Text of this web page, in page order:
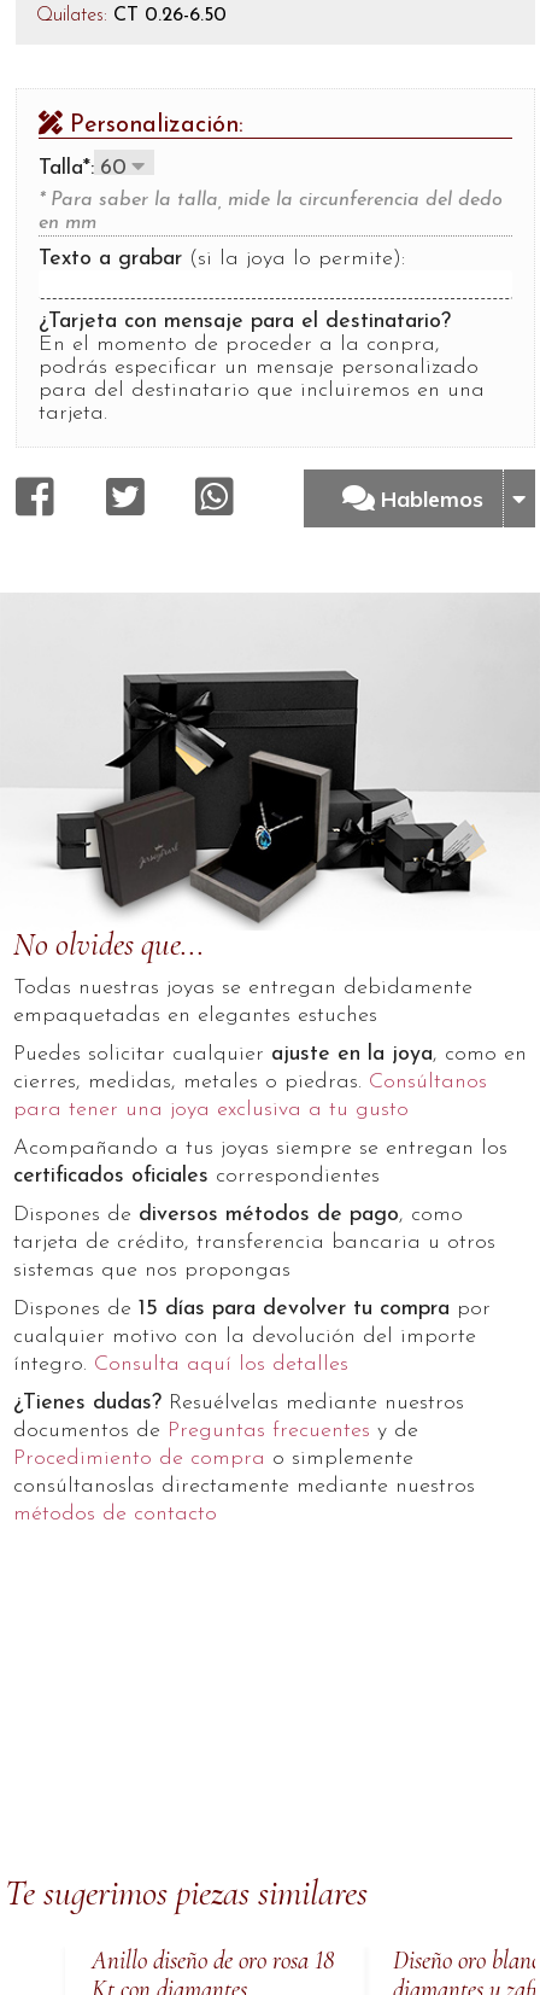
Quilates: CT 0.26-6.50
Personalización:
Talla*:
* Para saber la talla, mide la circunferencia del dedo
en mm
Texto a grabar (si la joya lo permite):
¿Tarjeta con mensaje para el destinatario?
En el momento de proceder a la conpra,
podrás especificar un mensaje personalizado
para del destinatario que incluiremos en una
tarjeta.
Hablemos
No olvides que...
Todas nuestras joyas se entregan debidamente
empaquetadas en elegantes estuches
Puedes solicitar cualquier ajuste en la joya, como en
cierres, medidas, metales o piedras. Consúltanos
para tener una joya exclusiva a tu gusto
Acompañando a tus joyas siempre se entregan los
certificados oficiales correspondientes
Dispones de diversos métodos de pago, como
tarjeta de crédito, transferencia bancaria u otros
sistemas que nos propongas
Dispones de15 días para devolver tu compra por
cualquier motivo con la devolución del importe
íntegro. Consulta aquí los detalles
¿Tienes dudas? Resuélvelas mediante nuestros
documentos de Preguntas frecuentes y de
Procedimiento de compra o simplemente
consúltanoslas directamente mediante nuestros
métodos de contacto
Te sugerimos piezas similares
Anillo diseño de oro rosa 18
Diseño oro